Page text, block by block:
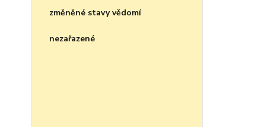
změněné stavy vědomí
nezařazené